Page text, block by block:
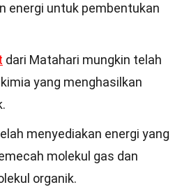
energi untuk pembentukan
dari Matahari mungkin telah
yang menghasilkan
menyediakan energi yang
molekul gas dan
organik.